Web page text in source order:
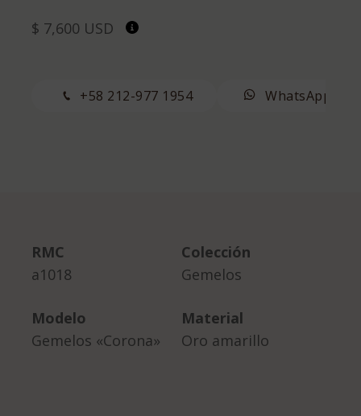
$ 7,600 USD
+58 212-977 1954 WhatsApp
RMC
a1018
Colección
Gemelos
Modelo
Gemelos «Corona»
Material
Oro amarillo